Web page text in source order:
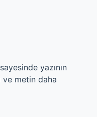
yazının
ve metin daha